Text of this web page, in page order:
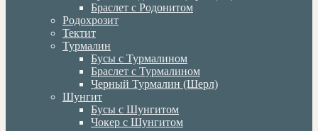
Браслет с Родонитом
Родохрозит
Тектит
Турмалин
Бусы с Турмалином
Браслет с Турмалином
Черный Турмалин (Шерл)
Шунгит
Бусы с Шунгитом
Чокер с Шунгитом